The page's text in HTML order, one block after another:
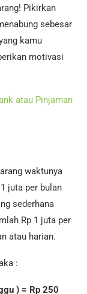
Pikirkan
sebesar
kamu
motivasi
atau Pinjaman
waktunya
juta per bulan
sederhana
Rp 1 juta per
atau harian.
:
) = Rp 250